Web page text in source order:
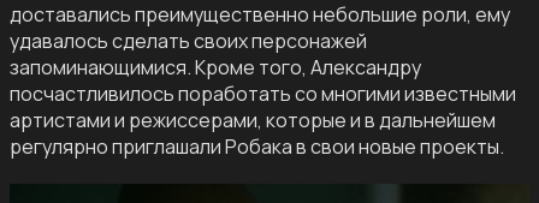
доставались преимущественно небольшие роли, ему
удавалось сделать своих персонажей
запоминающимися. Кроме того, Александру
посчастливилось поработать со многими известными
артистами и режиссерами, которые и в дальнейшем
регулярно приглашали Робака в свои новые проекты.